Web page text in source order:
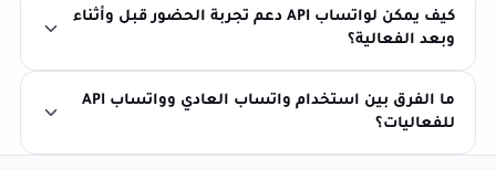
كيف يمكن لواتساب API دعم تجربة الحضور قبل وأثناء
وبعد الفعالية؟
ما الفرق بين استخدام واتساب العادي وواتساب API
للفعاليات؟